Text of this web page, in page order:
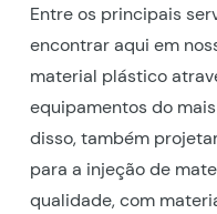
Entre os principais
encontrar aqui em
material plástico
equipamentos do
disso, também
para a injeção de
qualidade, com